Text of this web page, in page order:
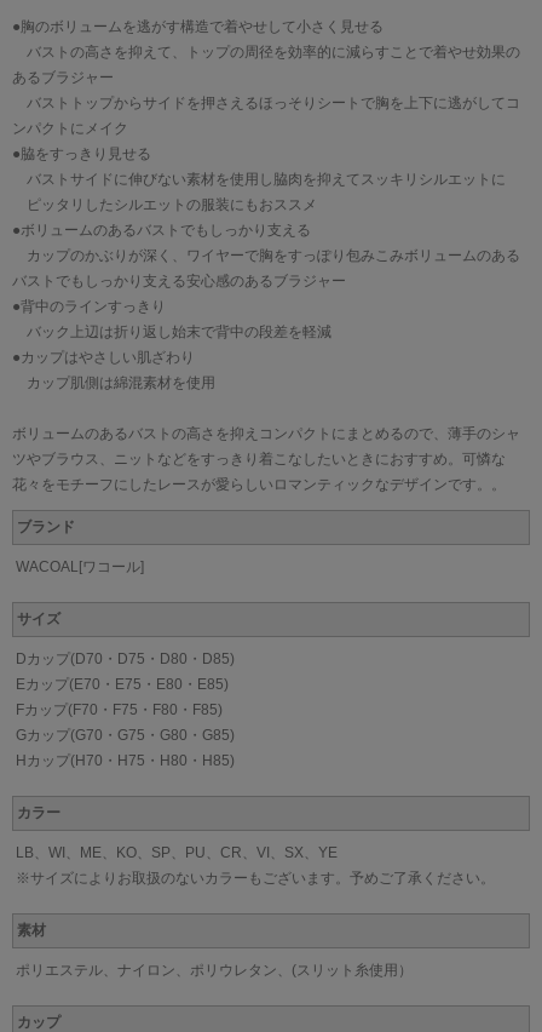
●胸のボリュームを逃がす構造で着やせして小さく見せる
バストの高さを抑えて、トップの周径を効率的に減らすことで着やせ効果の
あるブラジャー
バストトップからサイドを押さえるほっそりシートで胸を上下に逃がしてコ
ンパクトにメイク
●脇をすっきり見せる
バストサイドに伸びない素材を使用し脇肉を抑えてスッキリシルエットに
ピッタリしたシルエットの服装にもおススメ
●ボリュームのあるバストでもしっかり支える
カップのかぶりが深く、ワイヤーで胸をすっぽり包みこみボリュームのある
バストでもしっかり支える安心感のあるブラジャー
●背中のラインすっきり
バック上辺は折り返し始末で背中の段差を軽減
●カップはやさしい肌ざわり
カップ肌側は綿混素材を使用
ボリュームのあるバストの高さを抑えコンパクトにまとめるので、薄手のシャ
ツやブラウス、ニットなどをすっきり着こなしたいときにおすすめ。可憐な
花々をモチーフにしたレースが愛らしいロマンティックなデザインです。。
ブランド
WACOAL[ワコール]
サイズ
Dカップ(D70・D75・D80・D85)
Eカップ(E70・E75・E80・E85)
Fカップ(F70・F75・F80・F85)
Gカップ(G70・G75・G80・G85)
Hカップ(H70・H75・H80・H85)
カラー
LB、WI、ME、KO、SP、PU、CR、VI、SX、YE
※サイズによりお取扱のないカラーもございます。予めご了承ください。
素材
ポリエステル、ナイロン、ポリウレタン、(スリット糸使用）
カップ